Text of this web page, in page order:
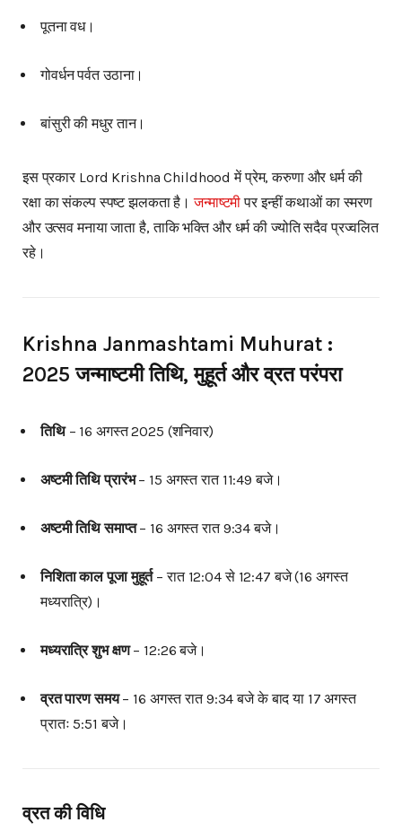
पूतना वध।
गोवर्धन पर्वत उठाना।
बांसुरी की मधुर तान।
इस प्रकार Lord Krishna Childhood में प्रेम, करुणा और धर्म की
रक्षा का संकल्प स्पष्ट झलकता है।जन्माष्टमीपर इन्हीं कथाओं का स्मरण
और उत्सव मनाया जाता है, ताकि भक्ति और धर्म की ज्योति सदैव प्रज्वलित
रहे।
Krishna Janmashtami Muhurat :
2025 जन्माष्टमी तिथि, मुहूर्त और व्रत परंपरा
तिथि– 16 अगस्त 2025 (शनिवार)
अष्टमी तिथि प्रारंभ– 15 अगस्त रात 11:49 बजे।
अष्टमी तिथि समाप्त– 16 अगस्त रात 9:34 बजे।
निशिता काल पूजा मुहूर्त– रात 12:04 से 12:47 बजे (16 अगस्त
मध्यरात्रि)।
मध्यरात्रि शुभ क्षण– 12:26 बजे।
व्रत पारण समय– 16 अगस्त रात 9:34 बजे के बाद या 17 अगस्त
प्रातः 5:51 बजे।
व्रत की विधि